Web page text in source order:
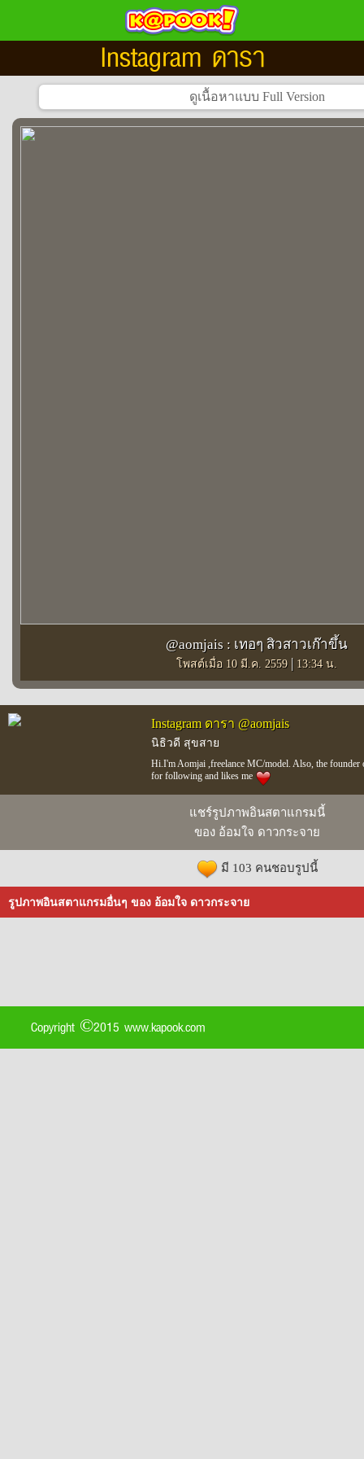
Instagram ดารา
@aomjais : เทอๆ สิวสาวเก๊าขึ้น
โพสต์เมื่อ 10 มี.ค. 2559 | 13:34 น.
Instagram ดารา @aomjais
นิธิวดี สุขสาย
Hi.I'm Aomjai ,freelance MC/model. Also, the founder
for following and likes me
แชร์รูปภาพอินสตาแกรมนี้
ของ อ้อมใจ ดาวกระจาย
มี 103 คนชอบรูปนี้
รูปภาพอินสตาแกรมอื่นๆ ของ อ้อมใจ ดาวกระจาย
Copyright ©2015 www.kapook.com